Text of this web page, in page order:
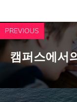
PREVIOUS
캠퍼스에서